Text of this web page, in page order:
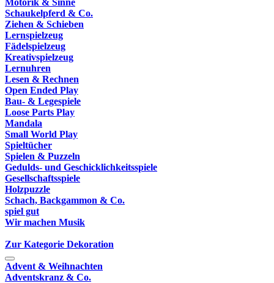
Motorik & Sinne
Schaukelpferd & Co.
Ziehen & Schieben
Lernspielzeug
Fädelspielzeug
Kreativspielzeug
Lernuhren
Lesen & Rechnen
Open Ended Play
Bau- & Legespiele
Loose Parts Play
Mandala
Small World Play
Spieltücher
Spielen & Puzzeln
Gedulds- und Geschicklichkeitsspiele
Gesellschaftsspiele
Holzpuzzle
Schach, Backgammon & Co.
spiel gut
Wir machen Musik
Zur Kategorie Dekoration
Advent & Weihnachten
Adventskranz & Co.